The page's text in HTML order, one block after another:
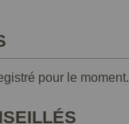
pour le moment.